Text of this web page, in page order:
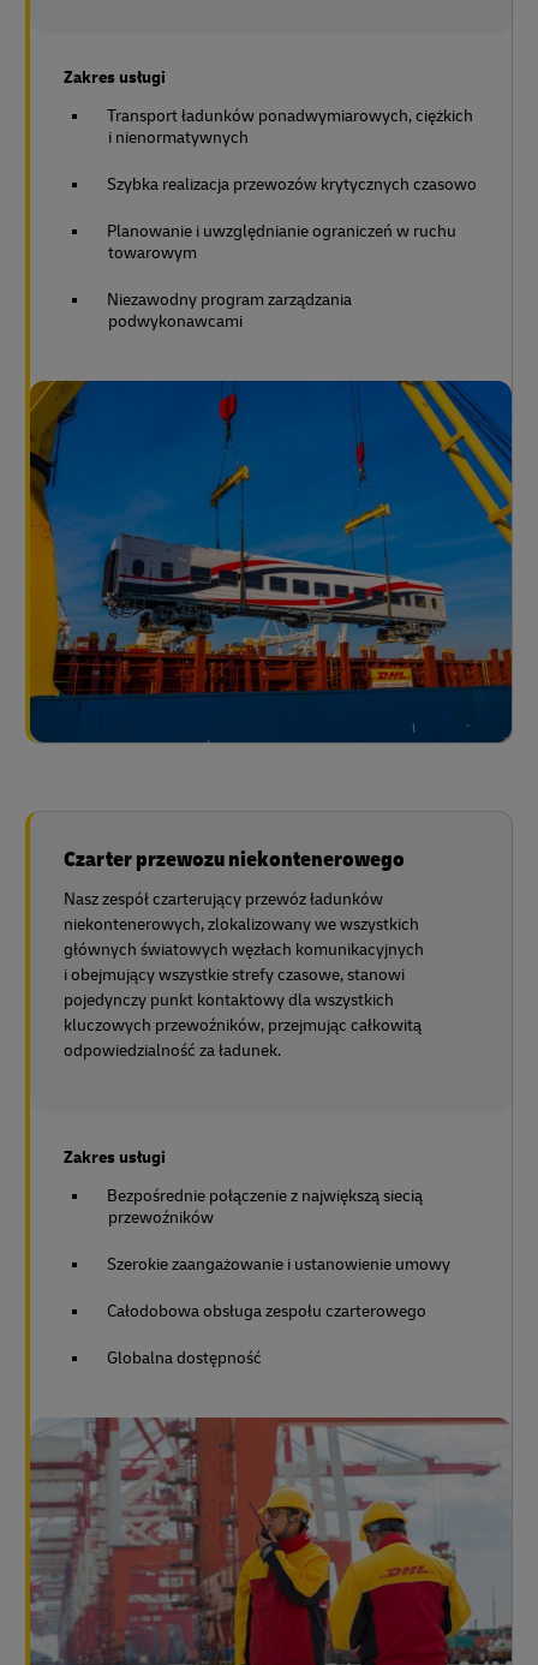
Zakres usługi
Transport ładunków ponadwymiarowych, ciężkich
i nienormatywnych
Szybka realizacja przewozów krytycznych czasowo
Planowanie i uwzględnianie ograniczeń w ruchu
towarowym
Niezawodny program zarządzania
podwykonawcami
Czarter przewozu niekontenerowego
Nasz zespół czarterujący przewóz ładunków
niekontenerowych, zlokalizowany we wszystkich
głównych światowych węzłach komunikacyjnych
i obejmujący wszystkie strefy czasowe, stanowi
pojedynczy punkt kontaktowy dla wszystkich
kluczowych przewoźników, przejmując całkowitą
odpowiedzialność za ładunek.
Zakres usługi
Bezpośrednie połączenie z największą siecią
przewoźników
Szerokie zaangażowanie i ustanowienie umowy
Całodobowa obsługa zespołu czarterowego
Globalna dostępność